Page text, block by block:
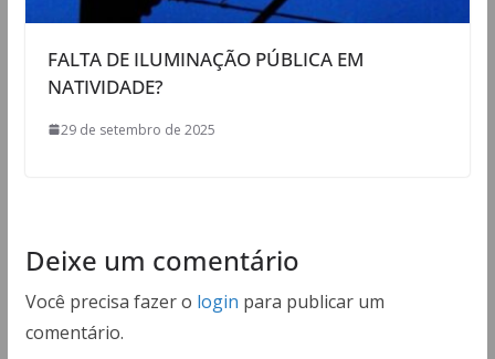
FALTA DE ILUMINAÇÃO PÚBLICA EM
NATIVIDADE?
29 de setembro de 2025
Deixe um comentário
Você precisa fazer o login para publicar um
comentário.